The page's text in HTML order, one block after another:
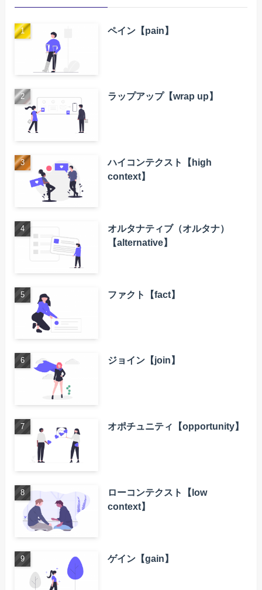
ペイン【pain】
ラップアップ【wrap up】
ハイコンテクスト【high
context】
オルタナティブ（オルタナ）
【alternative】
ファクト【fact】
ジョイン【join】
オポチュニティ【opportunity】
ローコンテクスト【low
context】
ゲイン【gain】